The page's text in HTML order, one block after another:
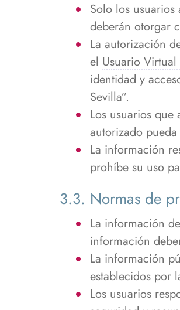
Solo los
deberán otorgar
La autorización
el Usuario
identidad y
Sevilla”.
Los usuarios
autorizado
La información
prohíbe su uso
3.3. Normas de
La información
información
La información
establecidos por
Los usuarios